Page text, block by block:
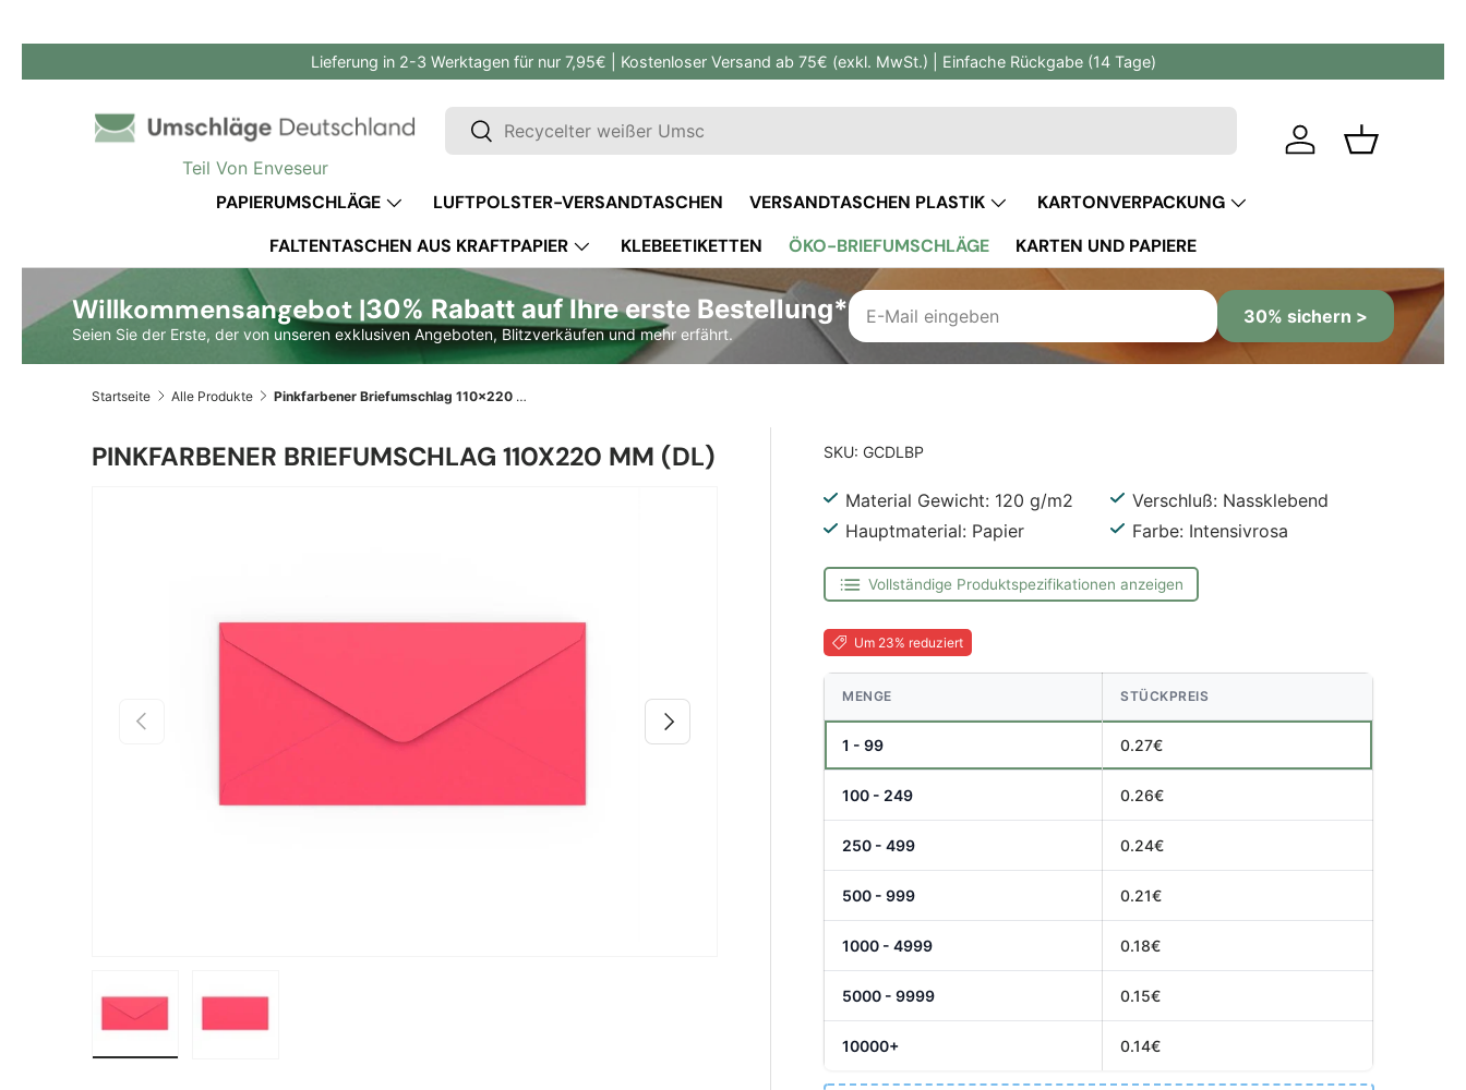
Direkt zum Inhalt
Lieferung in 2-3 Werktagen für nur 7,95€ | Kostenloser Versand ab 75€ (exkl. MwSt.) | Einfache Rückgabe (14 Tage)
Teil Von Enveseur
Suchen
Suchen
Einloggen
PAPIERUMSCHLÄGE LUFTPOLSTER-VERSANDTASCHEN VERSANDTASCHEN PLASTIK
KARTONVERPACKUNG
FALTENTASCHEN AUS KRAFTPAPIER
KLEBEETIKETTEN ÖKO-BRIEFUMSCHLÄGE
KARTEN UND PAPIERE
MASSGESCHNEIDERTE VERPACKUNG
Willkommensangebot |30% Rabatt auf Ihre erste Bestellung*
Seien Sie der Erste, der von unseren exklusiven Angeboten, Blitzverkäufen und mehr erfährt.
30% sichern >
Startseite Alle Produkte Pinkfarbener Briefumschlag 110x220 mm (DL)
PINKFARBENER BRIEFUMSCHLAG 110X220 MM (DL)
Vorherige Nächste
SKU: GCDLBP
Material Gewicht: 120 g/m2
Verschluß: Nassklebend
Hauptmaterial: Papier
Farbe: Intensivrosa
Vollständige Produktspezifikationen anzeigen
Um 23% reduziert
MENGE STÜCKPREIS
1 - 99 0.27€
100 - 249 0.26€
250 - 499 0.24€
500 - 999 0.21€
1000 - 4999 0.18€
5000 - 9999 0.15€
10000+ 0.14€